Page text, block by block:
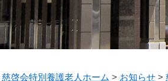
慈啓会特別養護老人ホーム > お知らせ >